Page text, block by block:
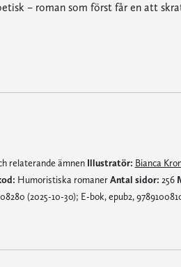
– roman som först får en att
relaterande ämnen Illustratör: Bianca
Humoristiska romanerAntal sidor: 256
(2025-10-30); E-bok, epub2,